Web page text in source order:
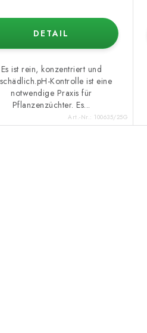
DETAIL
Es ist rein, konzentriert und
Kontrolle ist eine
notwendige Praxis für
Pflanzenzüchter. Es...
Art.-Nr.: 100635/25G